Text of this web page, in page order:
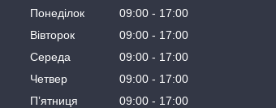
Понеділок 09:00
17:00
Вівторок
09:00
17:00
Середа
09:00
17:00
Четвер
09:00
17:00
Пʼятниця
09:00
17:00